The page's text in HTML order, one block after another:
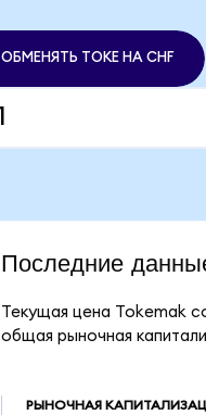
ОБМЕНЯТЬ TOKE НА CHF
Последние
Текущая цена Tokemak
общая рыночная
РЫНОЧНАЯ